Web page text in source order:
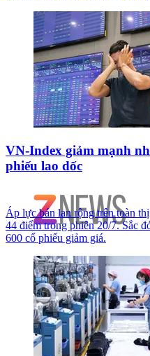
VN-Index giảm mạnh
phiếu lao dốc
Áp lực bán lan rộng trên toàn
44 điểm trong phiên 20/7. Sắc
600 cổ phiếu giảm giá.